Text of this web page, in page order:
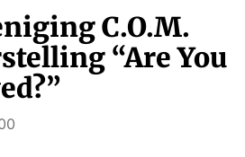
C.O.M.
“Are You